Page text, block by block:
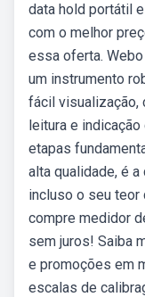
data hold portátil
com o melhor
essa oferta.
um instrumento
fácil visualização,
leitura e
etapas
alta qualidade, é
incluso o seu teor
compre medidor
sem juros! Saiba
e promoções em
escalas de